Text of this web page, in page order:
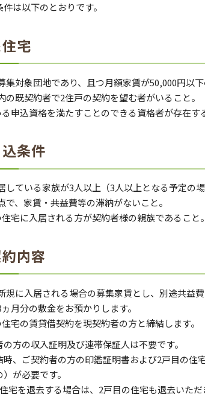
は以下のとおりです。
宅
集対象団地であり、且つ月額家賃が50,000円以下
の既契約者で2住戸の契約を望む者がいること。
申込資格を満たすことのできる資格者が存在す
条件
している家族が3人以上（3人以上となる予定の
で、家賃・共益費等の滞納がないこと。
宅に入居される方が契約者様の親族であること。
内容
規に入居される場合の募集家賃とし、別途共益費
月分の敷金をお預かりします。
宅の賃貸借契約を現契約者の方と締結します。
方の収入証明及び連帯保証人は不要です。
、ご契約者の方の印鑑証明書および2戸目の住
が必要です。
宅を退去する場合は、2戸目の住宅も退去いた